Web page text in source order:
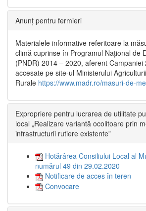
Anunț pentru fermieri
Materialele informative referitoare la
climă cuprinse în Programul Național de
(PNDR) 2014 – 2020, aferent Campaniei
accesate pe site-ul Ministerului
Rurale https://www.madr.ro/masuri-de-
Expropriere pentru lucrarea de utilitate
local „Realizare variantă ocolitoare prin
infrastructurii rutiere existente”
Hotărârea Consiliului Local al
numărul 49 din 29.02.2020
Notificare de acces în teren
Convocare